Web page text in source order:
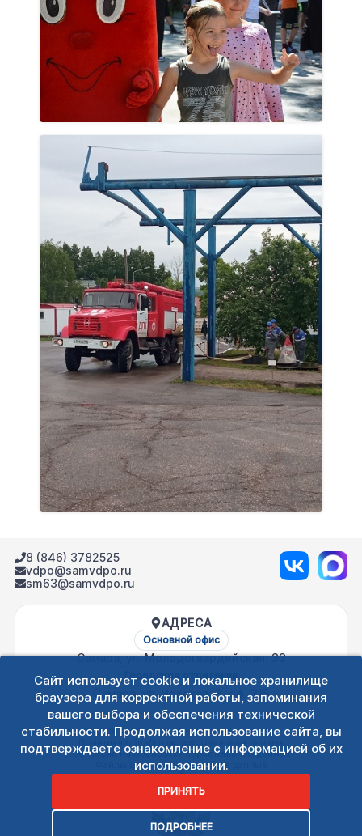
Сайт использует cookie и локальное хранилище
браузера для корректной работы, запоминания
вашего выбора и обеспечения технической
стабильности. Продолжая использование сайта, вы
подтверждаете ознакомление с информацией об их
использовании.
ПРИНЯТЬ
ПОДРОБНЕЕ
8 (846) 3782525
vdpo@samvdpo.ru
sm63@samvdpo.ru
АДРЕСА
Основной офис
Самара, ул. Молодогвардейская, 33
Городское отделение
Самара, ул. Невская, 3, оф. 315
©2026СОО ВДПО. Все права защищены.
Политика обработки персональных данных
Согласие на обработку персональных данных
Файлы cookie и технические данные